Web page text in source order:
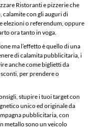
Ristoranti e pizzerie che
calamite con gli auguri di
elezioni o referendum, oppure
ora tanto in voga.
ma l’effetto è quello di una
di calamita pubblicitaria, i
anche come biglietti da
per prendere o
stupire i tuoi target con
unico ed originale da
pubblicitaria, con
metallo sono un veicolo